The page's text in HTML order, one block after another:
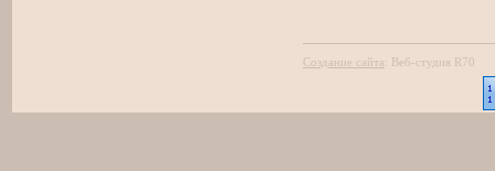
Создание сайта: Веб-студия R70